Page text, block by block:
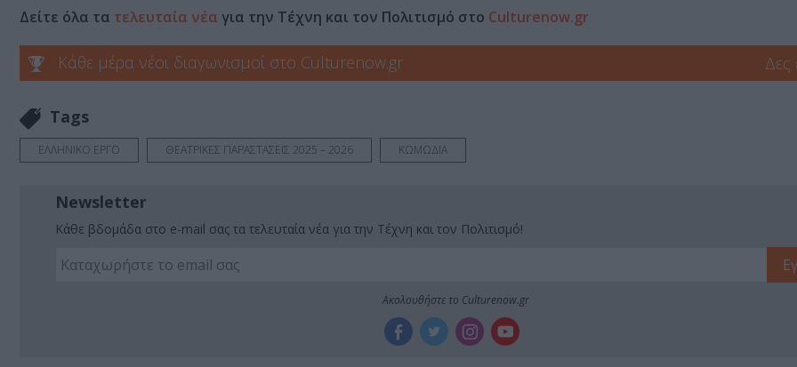
Δείτε όλα τα τελευταία νέα για την Τέχνη και τον Πολιτισμό στο Culturenow.gr
Κάθε μέρα νέοι διαγωνισμοί στο Culturenow.gr Δες
Tags
ΕΛΛΗΝΙΚΟ ΕΡΓΟ ΘΕΑΤΡΙΚΕΣ ΠΑΡΑΣΤΑΣΕΙΣ 2025 – 2026 ΚΩΜΩΔΙΑ
Newsletter
Κάθε βδομάδα στο e-mail σας τα τελευταία νέα για την Τέχνη και τον Πολιτισμό!
Ακολουθήστε το Culturenow.gr